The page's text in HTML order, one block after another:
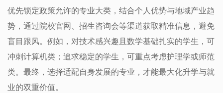
优先锁定政策允许的专业大类，结合个人优势与地域产业趋
势，通过院校官网、招生咨询会等渠道获取精准信息，避免
盲目跟风。例如，对技术感兴趣且数学基础扎实的学生，可
冲刺计算机类；追求稳定的学生，可重点考虑护理学或师范
类。最终，选择适配自身发展的专业，才能最大化升学与就
业的双重价值。